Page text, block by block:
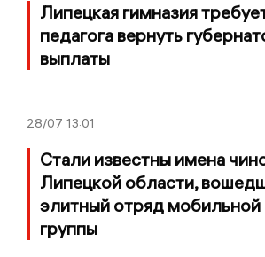
Липецкая гимназия
педагога вернуть
выплаты
28/07 13:01
Стали известны имена
Липецкой области,
элитный отряд мобильной
группы